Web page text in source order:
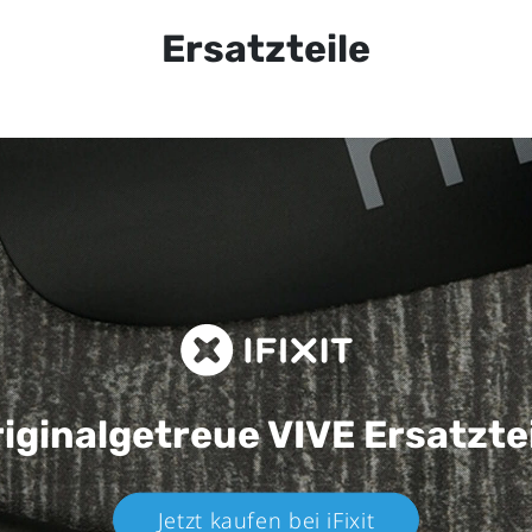
Ersatzteile
VIVE
Jetzt kaufen bei iFixit​